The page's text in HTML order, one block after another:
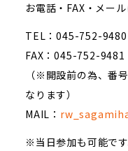
お電話・FAX・メー
TEL：045-752-9480
FAX：045-752-9481
（※開設前の為、番
なります）
MAIL：
※当日参加も可能で